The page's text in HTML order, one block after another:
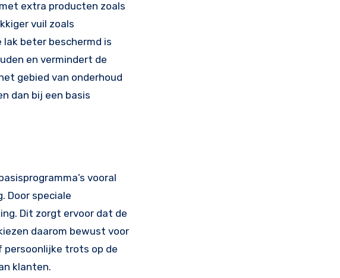
extra producten zoals
vuil zoals
beter beschermd is
en vermindert de
gebied van onderhoud
dan bij een basis
vooral
Door speciale
Dit zorgt ervoor dat de
daarom bewust voor
persoonlijke trots op de
klanten.